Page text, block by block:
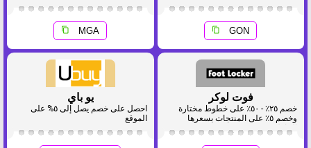
GON
MGA
فوت لوكر
خصم ٢٥٪ - ٥٠٪ على خطوط مختارة
وخصم ٥٪ على المنتجات بسعرها
الكامل.
يو باي
احصل على خصم يصل إلى ٥% على
الموقع